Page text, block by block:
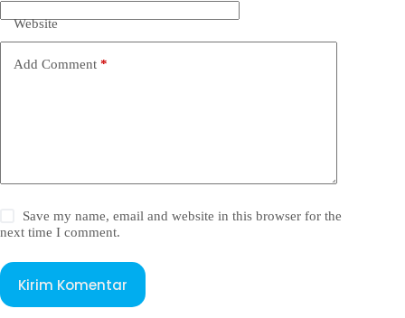
Website
Add Comment *
Save my name, email and website in this browser for the
next time I comment.
Kirim Komentar